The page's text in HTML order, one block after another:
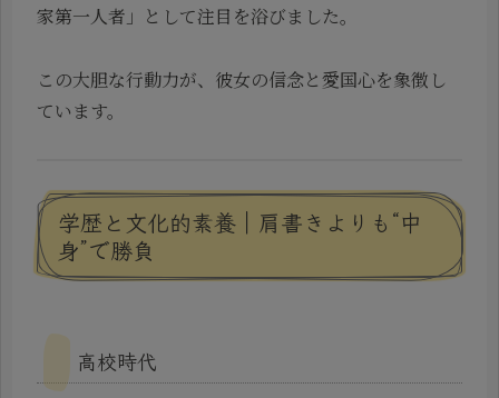
家第一人者」として注目を浴びました。
この大胆な行動力が、彼女の信念と愛国心を象徴し
ています。
学歴と文化的素養｜肩書きよりも“中
身”で勝負
高校時代